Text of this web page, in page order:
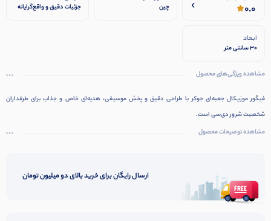
0.0 چین
جزئیات دقیق و واقع‌گرایانه
ابعاد
30 سانتی متر
مشاهده ویژگی‌های محصول
فیگور موزیکال جعبه‌ای جوکر با طراحی دقیق و پخش موسیقی، هدیه‌ای خاص و جذاب برای طرفداران
شخصیت شرور دی‌سی است.
مشاهده توضیحات محصول
ارسال رایگان برای خرید بالای دو میلیون تومان